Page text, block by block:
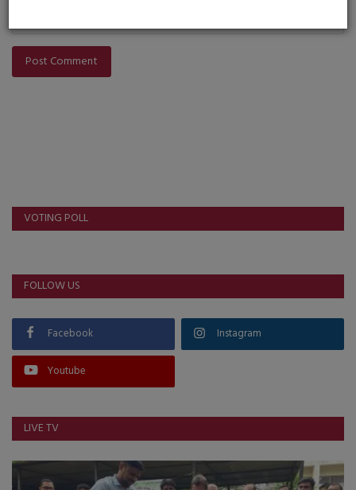
Post Comment
VOTING POLL
FOLLOW US
Facebook Instagram
Youtube
LIVE TV